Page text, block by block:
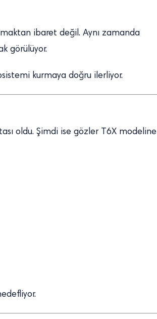
ibaret değil. Aynı zamanda
görülüyor.
kurmaya doğru ilerliyor.
oldu. Şimdi ise gözler T6X modeline